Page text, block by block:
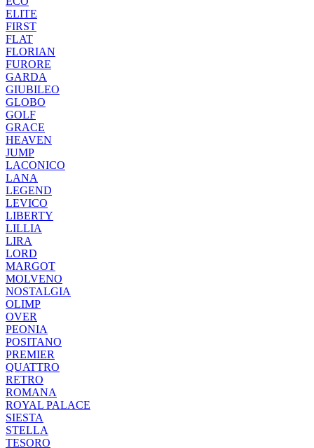
ELITE
FIRST
FLAT
FLORIAN
FURORE
GARDA
GIUBILEO
GLOBO
GOLF
GRACE
HEAVEN
JUMP
LACONICO
LANA
LEGEND
LEVICO
LIBERTY
LILLIA
LIRA
LORD
MARGOT
MOLVENO
NOSTALGIA
OLIMP
OVER
PEONIA
POSITANO
PREMIER
QUATTRO
RETRO
ROMANA
ROYAL PALACE
SIESTA
STELLA
TESORO